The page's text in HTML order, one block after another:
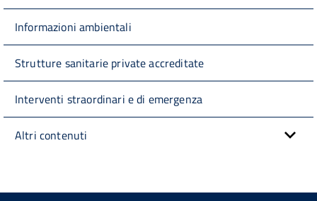
Informazioni ambientali
Strutture sanitarie private accreditate
Interventi straordinari e di emergenza
Altri contenuti